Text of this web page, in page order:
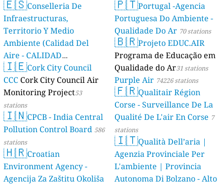
🇪🇸Conselleria De
Infraestructuras,
Territorio Y Medio
Ambiente (Calidad Del
Aire - CALIDAD
AMBIENTAL) 23 stations
🇮🇪Cork City Council
CCC Cork City Council Air
Monitoring Project53
stations
🇮🇳CPCB - India Central
Pollution Control Board 586
stations
🇭🇷Croatian
Environment Agency -
Agencija Za Zaštitu Okoliša
🇵🇹Portugal -Agencia
Portuguesa Do Ambiente -
Qualidade Do Ar 70 stations
🇧🇷Projeto EDUC.AIR
Programa de Educação em
Qualidade do Ar31 stations
Purple Air 74226 stations
🇫🇷Qualitair Région
Corse - Surveillance De La
Qualité De L'air En Corse 7
stations
🇮🇹Qualità Dell’aria |
Agenzia Provinciale Per
L'ambiente | Provincia
Autonoma Di Bolzano - Alto